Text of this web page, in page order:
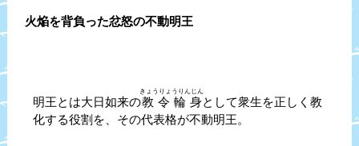
火焔を背負った忿怒の不動明王
明王とは大日如来の教令輪身
きょうりょうりんじん
として衆生を正しく教
化する役割を、その代表格が不動明王。